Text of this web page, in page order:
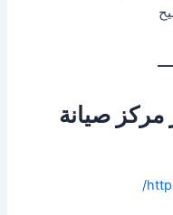
مركز صيانة